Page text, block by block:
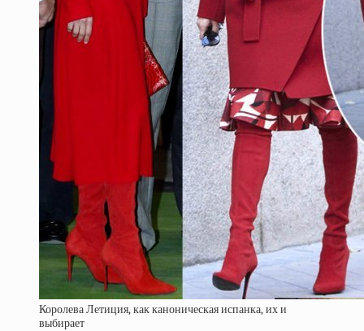
Королева Летиция, как каноническая испанка, их и
выбирает